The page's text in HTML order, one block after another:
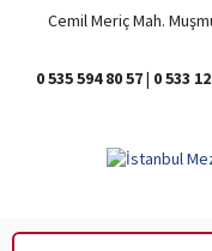
Cemil Meriç Mah.
0 535 594 80 57| 0 533